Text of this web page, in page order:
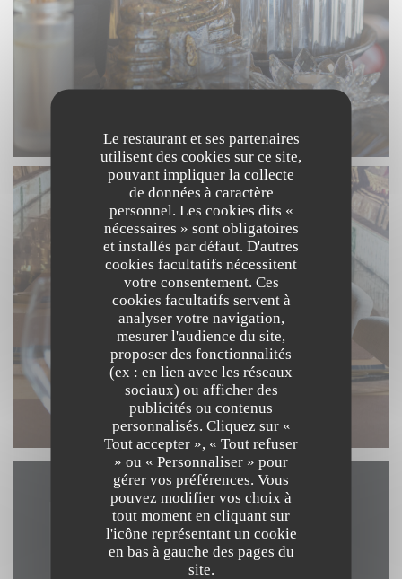
Le restaurant et ses partenaires
utilisent des cookies sur ce site,
pouvant impliquer la collecte
de données à caractère
personnel. Les cookies dits «
nécessaires » sont obligatoires
et installés par défaut. D'autres
cookies facultatifs nécessitent
votre consentement. Ces
cookies facultatifs servent à
analyser votre navigation,
mesurer l'audience du site,
proposer des fonctionnalités
(ex : en lien avec les réseaux
sociaux) ou afficher des
publicités ou contenus
personnalisés. Cliquez sur «
Tout accepter », « Tout refuser
» ou « Personnaliser » pour
gérer vos préférences. Vous
pouvez modifier vos choix à
tout moment en cliquant sur
l'icône représentant un cookie
en bas à gauche des pages du
site.
Accès/Contact